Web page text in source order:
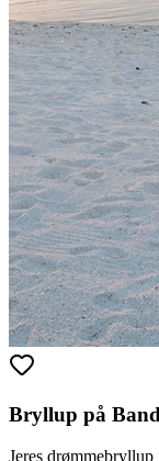
Bryllup på
Jeres